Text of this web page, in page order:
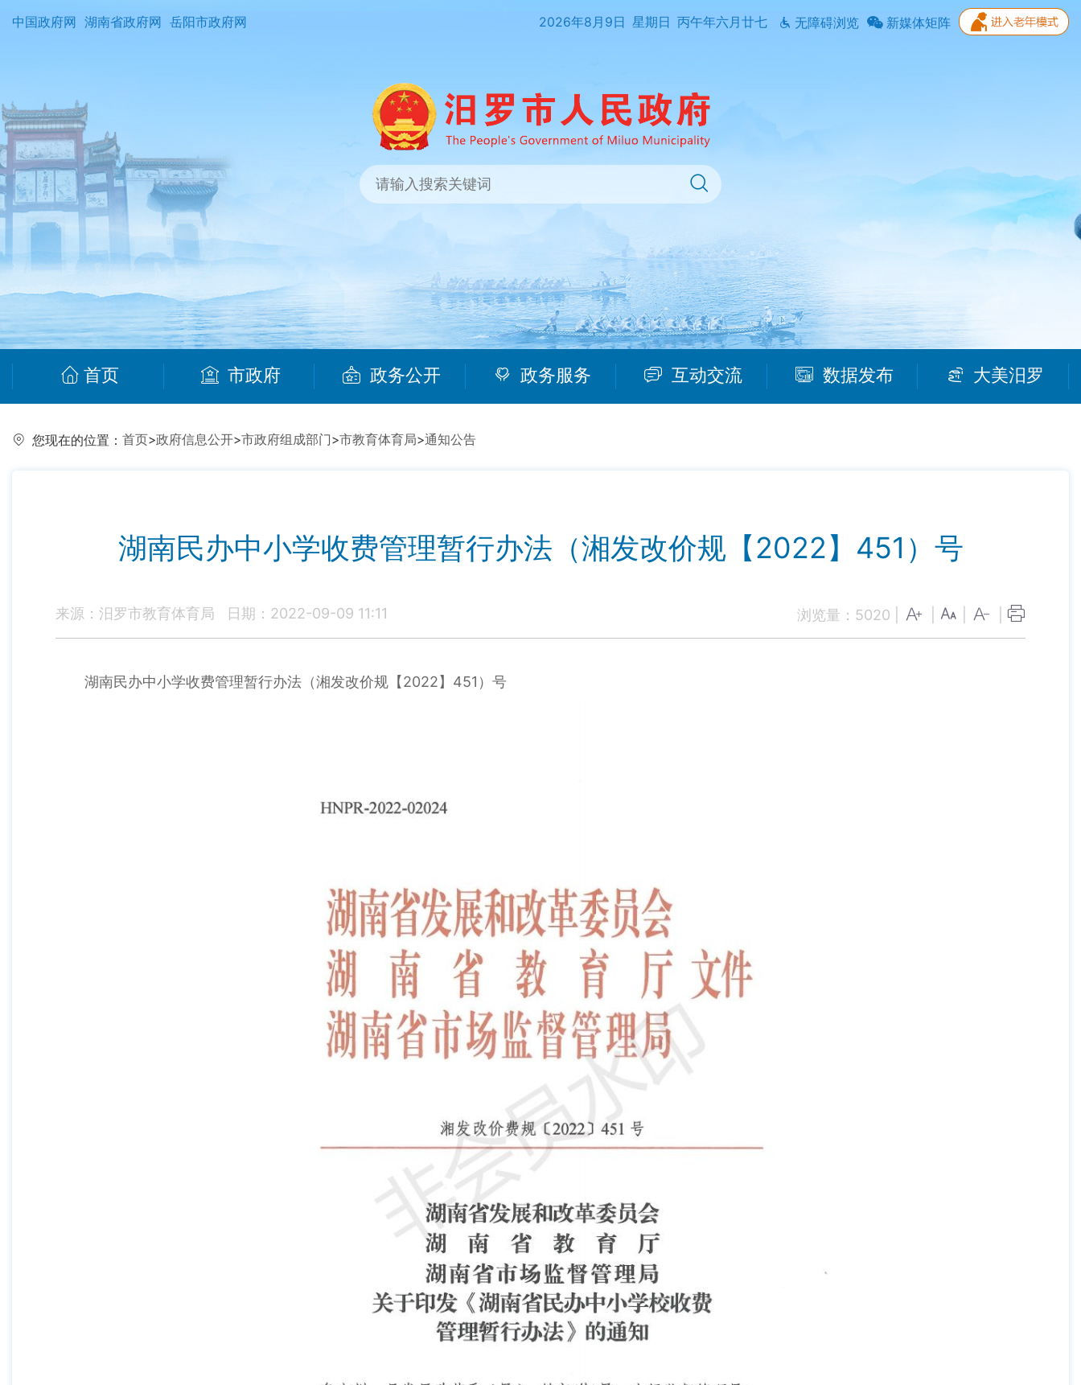
中国政府网 湖南省政府网 岳阳市政府网 2026年8月9日 星期日 丙午年六月廿七 无障碍浏览 新媒体矩阵
首页 市政府 政务公开 政务服务 互动交流 数据发布 大美汨罗
您现在的位置： 首页>政府信息公开>市政府组成部门>市教育体育局>通知公告
湖南民办中小学收费管理暂行办法（湘发改价规【2022】451）号
来源：汨罗市教育体育局 日期：2022-09-09 11:11 浏览量： 5020
湖南民办中小学收费管理暂行办法（湘发改价规【2022】451）号